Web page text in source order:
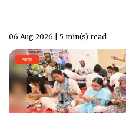
06 Aug 2026 | 5 min(s) read
সমাজ